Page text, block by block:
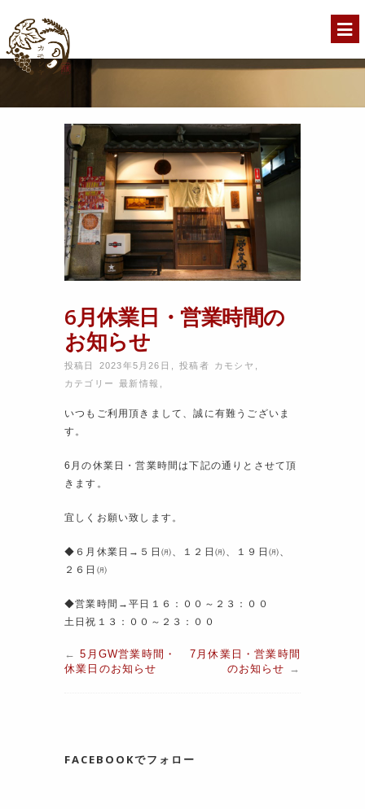
6月休業日・営業時間の
お知らせ
投稿日 2023年5月26日 ,投稿者 カモシヤ
カテゴリー最新情報
いつもご利用頂きまして、誠に有難うございま
す。
6月の休業日・営業時間は下記の通りとさせて頂
きます。
宜しくお願い致します。
◆６月休業日→５日㈪、１２日㈪、１９日㈪、
２６日㈪
◆営業時間→平日１６：００～２３：００
土日祝１３：００～２３：００
←5月GW営業時間・
休業日のお知らせ
7月休業日・営業時間
のお知らせ →
FACEBOOKでフォロー